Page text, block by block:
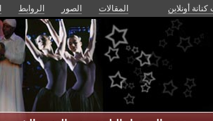
كنانة أونلاين المقالات الصور الروابط